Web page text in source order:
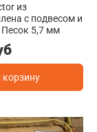
из
с подвесом и
5,7 мм
корзину